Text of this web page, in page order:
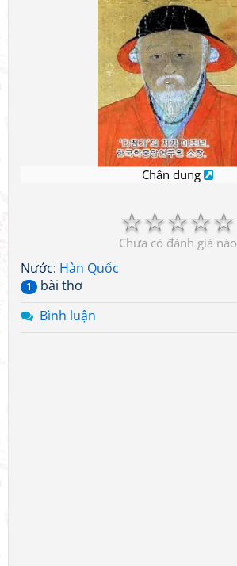
Chân dung
☆
☆
☆
☆
☆
Chưa có đánh giá nào
Nước: Hàn Quốc
1
bài thơ
Bình luận